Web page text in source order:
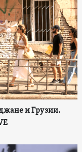
и Грузии.